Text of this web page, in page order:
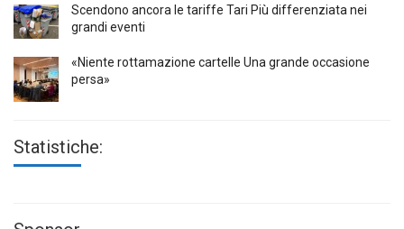
Scendono ancora le tariffe Tari Più differenziata nei
grandi eventi
«Niente rottamazione cartelle Una grande occasione
persa»
Statistiche: